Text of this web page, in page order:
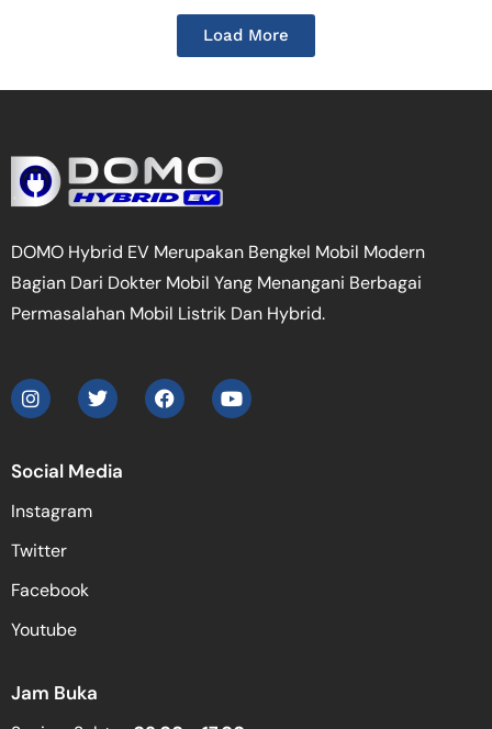
Load More
DOMO Hybrid EV Merupakan Bengkel Mobil Modern
Bagian Dari Dokter Mobil Yang Menangani Berbagai
Permasalahan Mobil Listrik Dan Hybrid.
Social Media
Instagram
Twitter
Facebook
Youtube
Jam Buka